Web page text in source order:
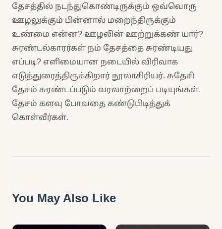
தேசத்தில் நடந்துகொண்டிருக்கும் ஒவ்வொரு
ஊழலுக்கும் பின்னால் மறைந்திருக்கும்
உண்மை என்ன? ஊழலின் ஊற்றுக்கண் யார்?
சுரண்டல்காரர்கள் நம் தேசத்தை சுரண்டியது
எப்படி? எளிமையான நடையில் விரிவாக
எடுத்துரைத்திருக்கிறார் நூலாசிரியர். சுதேசி
தேசம் சுரண்டப்படும் வரலாற்றைப் படியுங்கள்.
தேசம் களவு போவதை கண்டுபிடித்துக்
கொள்வீர்கள்.
You May Also Like